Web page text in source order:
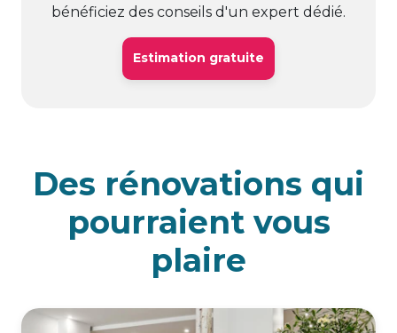
bénéficiez des conseils d'un expert dédié.
Estimation gratuite
Des rénovations qui
pourraient vous
plaire